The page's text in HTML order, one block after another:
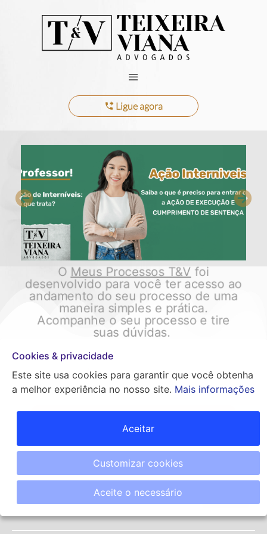
Ligue agora
O Meus Processos T&V foi
desenvolvido para você ter acesso ao
andamento do seu processo de uma
maneira simples e prática.
Acompanhe o seu processo e tire
suas dúvidas.
Super Lançamento!
Cookies & privacidade
Este site usa cookies para garantir que você obtenha
a melhor experiência no nosso site. Mais informações
Aceitar
Customizar cookies
Aceite o necessário